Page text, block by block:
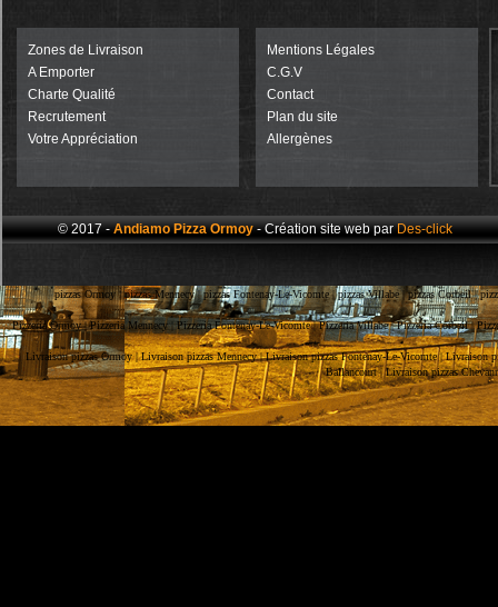
Zones de Livraison
A Emporter
Charte Qualité
Recrutement
Votre Appréciation
Mentions Légales
C.G.V
Contact
Plan du site
Allergènes
© 2017 -Andiamo Pizza Ormoy- Création site web parDes-click
pizzas Ormoy |pizzas Mennecy |pizzas Fontenay-Le-Vicomte |pizzas Villabe |pizzas Corbeil |
Pizzeria Ormoy |Pizzeria Mennecy | Pizzeria Fontenay-Le-Vicomte |Pizzeria Villabe |Pizzeria Corbeil |
Livraison pizzas Ormoy |Livraison pizzas Mennecy |Livraison pizzas Fontenay-Le-Vicomte |Livraison
Ballancourt |Livraison pizzas